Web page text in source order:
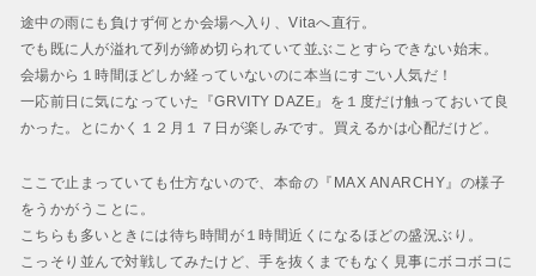
途中の雨にも負けず何とか会場へ入り、Vitaへ直行。
でも既に人が溢れて列が締め切られていて並ぶことすらできない始末。
会場から１時間ほどしか経っていないのに本当にすごい人気だ！
一応前日に気になっていた『GRVITY DAZE』を１度だけ触っておいて良
かった。とにかく１２月１７日が楽しみです。買えるかは心配だけど。
ここで止まっていても仕方ないので、本命の『MAX ANARCHY』の様子
をうかがうことに。
こちらも多いときには待ち時間が１時間近くになるほどの盛況ぶり。
こっそり並んで対戦してみたけど、手を抜くまでもなく見事にボコボコに